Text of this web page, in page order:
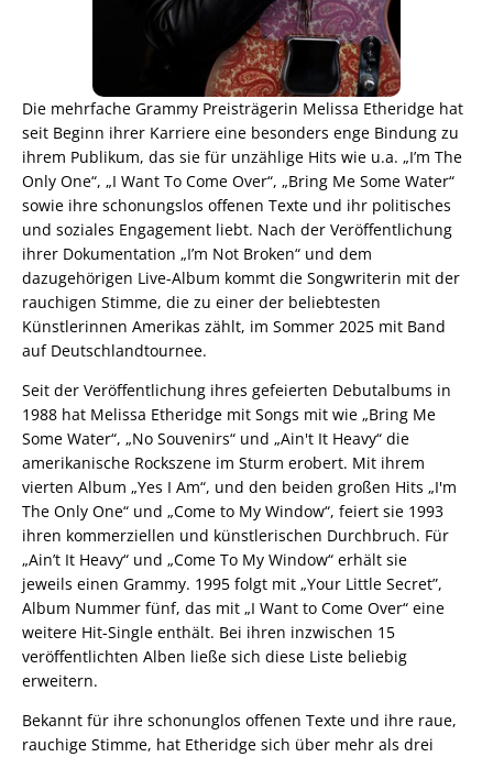
Die mehrfache Grammy Preisträgerin Melissa Etheridge hat
seit Beginn ihrer Karriere eine besonders enge Bindung zu
ihrem Publikum, das sie für unzählige Hits wie u.a. „I’m The
Only One“, „I Want To Come Over“, „Bring Me Some Water“
sowie ihre schonungslos offenen Texte und ihr politisches
und soziales Engagement liebt. Nach der Veröffentlichung
ihrer Dokumentation „I’m Not Broken“ und dem
dazugehörigen Live-Album kommt die Songwriterin mit der
rauchigen Stimme, die zu einer der beliebtesten
Künstlerinnen Amerikas zählt, im Sommer 2025 mit Band
auf Deutschlandtournee.
Seit der Veröffentlichung ihres gefeierten Debutalbums in
1988 hat Melissa Etheridge mit Songs mit wie „Bring Me
Some Water“, „No Souvenirs“ und „Ain't It Heavy“ die
amerikanische Rockszene im Sturm erobert. Mit ihrem
vierten Album „Yes I Am“, und den beiden großen Hits „I'm
The Only One“ und „Come to My Window“, feiert sie 1993
ihren kommerziellen und künstlerischen Durchbruch. Für
„Ain’t It Heavy“ und „Come To My Window“ erhält sie
jeweils einen Grammy. 1995 folgt mit „Your Little Secret”,
Album Nummer fünf, das mit „I Want to Come Over“ eine
weitere Hit-Single enthält. Bei ihren inzwischen 15
veröffentlichten Alben ließe sich diese Liste beliebig
erweitern.
Bekannt für ihre schonunglos offenen Texte und ihre raue,
rauchige Stimme, hat Etheridge sich über mehr als drei